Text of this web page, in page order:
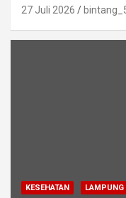
27 Juli 2026
KESEHATAN LAMPUNG